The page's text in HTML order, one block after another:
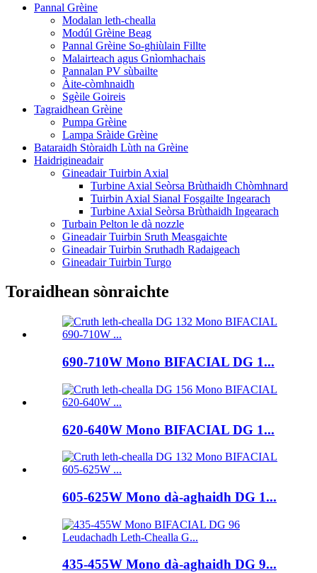
Pannal Grèine
Modalan leth-chealla
Modúl Grèine Beag
Pannal Grèine So-ghiùlain Fillte
Malairteach agus Gnìomhachais
Pannalan PV sùbailte
Àite-còmhnaidh
Sgèile Goireis
Tagraidhean Grèine
Pumpa Grèine
Lampa Sràide Grèine
Bataraidh Stòraidh Lùth na Grèine
Haidrigineadair
Gineadair Tuirbin Axial
Turbine Axial Seòrsa Brùthaidh Chòmhnard
Tuirbin Axial Sianal Fosgailte Ingearach
Turbine Axial Seòrsa Brùthaidh Ingearach
Turbain Pelton le dà nozzle
Gineadair Tuirbin Sruth Measgaichte
Gineadair Tuirbin Sruthadh Radaigeach
Gineadair Tuirbin Turgo
Toraidhean sònraichte
690-710W Mono BIFACIAL DG 1...
620-640W Mono BIFACIAL DG 1...
605-625W Mono dà-aghaidh DG 1...
435-455W Mono dà-aghaidh DG 9...